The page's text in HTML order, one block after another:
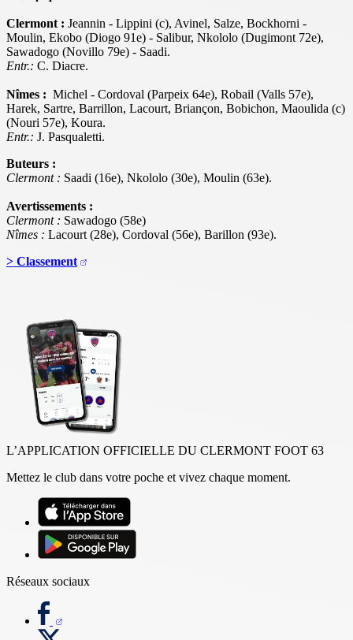
Clermont : Jeannin - Lippini (c), Avinel, Salze, Bockhorni -
Moulin, Ekobo (Diogo 91e) - Salibur, Nkololo (Dugimont 72e),
Sawadogo (Novillo 79e) - Saadi.
Entr.: C. Diacre.
Nîmes : Michel - Cordoval (Parpeix 64e), Robail (Valls 57e),
Harek, Sartre, Barrillon, Lacourt, Briançon, Bobichon, Maoulida (c)
(Nouri 57e), Koura.
Entr.: J. Pasqualetti.
Buteurs :
Clermont : Saadi (16e), Nkololo (30e), Moulin (63e).
Avertissements :
Clermont : Sawadogo (58e)
Nîmes : Lacourt (28e), Cordoval (56e), Barillon (93e).
> Classement
L’APPLICATION OFFICIELLE DU CLERMONT FOOT 63
Mettez le club dans votre poche et vivez chaque moment.
Réseaux sociaux